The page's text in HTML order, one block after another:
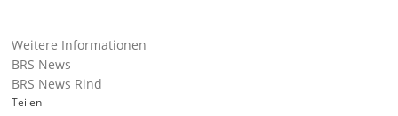
Weitere Informationen
BRS News
BRS News Rind
Teilen